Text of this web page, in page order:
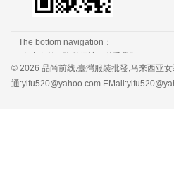
The bottom navigation：
免责条款
隐私保护
联系我们
© 2026 品尚前线,臺灣服裝批發,马来西亚
通:yifu520@yahoo.com